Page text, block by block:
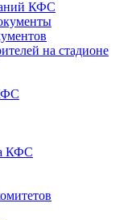
КФС
на стадионе
КФС